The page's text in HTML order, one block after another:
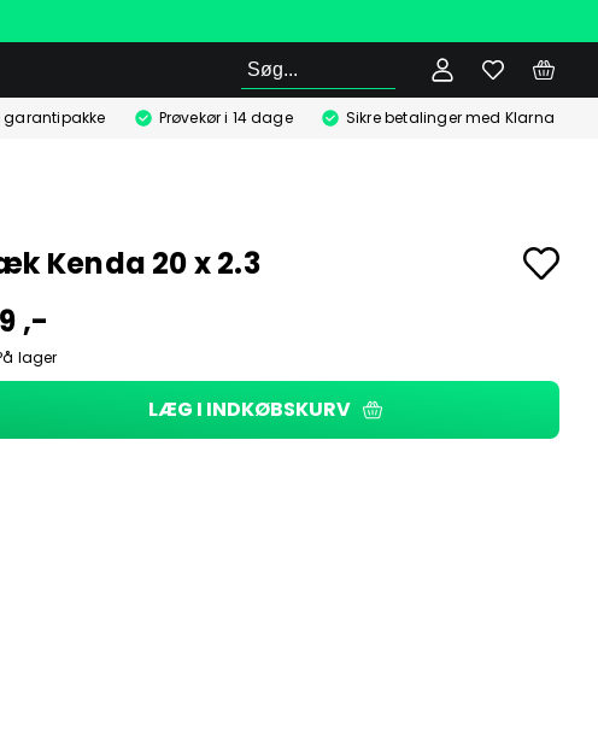
Søg
garantipakke Prøvekør i 14 dage Sikre betalinger med Klarna
Kenda 20 x 2.3
,-
lager
LÆG I INDKØBSKURV